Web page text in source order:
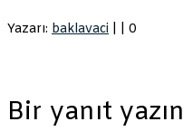
Yazarı: baklavaci 0
Bir yanıt yazın